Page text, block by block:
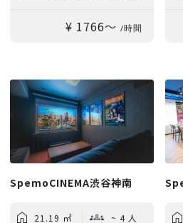
徒歩5分¥ 1766〜 /時間
SpemoCINEMA渋谷神南
21.19 ㎡ ~ 4 人